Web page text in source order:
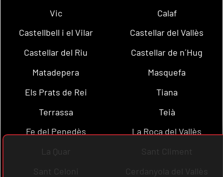
Vic
Calaf
Castellbell i el Vilar
Castellar del Vallès
Castellar del Riu
Castellar de n´Hug
Matadepera
Masquefa
Els Prats de Rei
Tiana
Terrassa
Teià
Fe del Penedès
La Roca del Vallès
La Quar
Sant Climent
Sant Celoni
Cerdanyola del Vallès